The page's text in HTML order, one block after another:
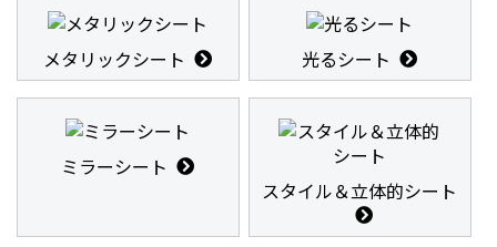
メタリックシート 光るシート
ミラーシート
スタイル＆立体的シート